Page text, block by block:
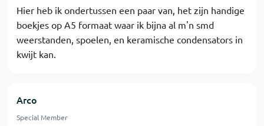
Hier heb ik ondertussen een paar van, het zijn handige
boekjes op A5 formaat waar ik bijna al m'n smd
weerstanden, spoelen, en keramische condensators in
kwijt kan.
Arco
Special Member